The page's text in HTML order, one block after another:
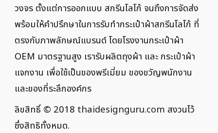
วงจร ตั้งแต่การออกแบบ สกรีนโลโก้ จนถึงการจัดส่ง
พร้อมให้คำปรึกษาในการรับทำกระเป๋าผ้าสกรีนโลโก้ ที่
ตรงกับภาพลักษณ์แบรนด์ โดยโรงงานกระเป๋าผ้า
OEM มาตรฐานสูง เรารับผลิตถุงผ้า และ กระเป๋าผ้า
แจกงาน เพื่อใช้เป็นของพรีเมี่ยม ของขวัญพนักงาน
และของที่ระลึกองค์กร
ลิขสิทธิ์ © 2018 thaidesignguru.com สงวนไว้
ซึ่งสิทธิทั้งหมด.